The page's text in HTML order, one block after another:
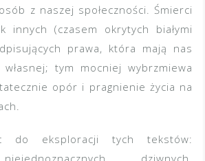
z naszej społeczności. Śmierci
innych (czasem okrytych białymi
prawa, która mają nas
tym mocniej wybrzmiewa
opór i pragnienie życia na
do eksploracji tych tekstów: